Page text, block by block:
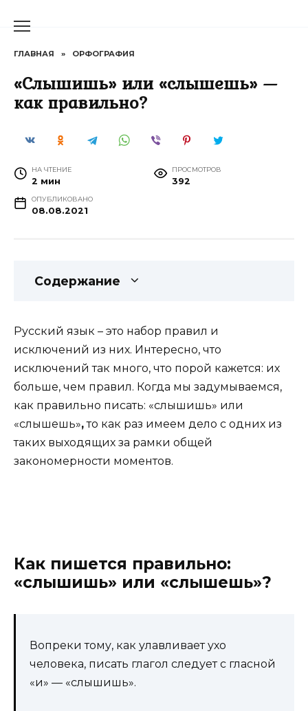
ГЛАВНАЯ » ОРФОГРАФИЯ
«Слышишь» или «слышешь» —
как правильно?
НА ЧТЕНИЕ
2 мин
ПРОСМОТРОВ
392
ОПУБЛИКОВАНО
08.08.2021
Содержание
Русский язык – это набор правил и
исключений из них. Интересно, что
исключений так много, что порой кажется: их
больше, чем правил. Когда мы задумываемся,
как правильно писать: «слышишь» или
«слышешь»,то как раз имеем дело с одних из
таких выходящих за рамки общей
закономерности моментов.
Как пишется правильно:
«слышишь» или «слышешь»?
Вопреки тому, как улавливает ухо
человека, писать глагол следует с гласной
«и» — «слышишь».